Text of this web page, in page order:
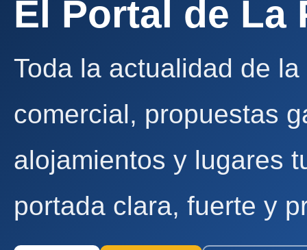
El Portal de La
Toda la actualidad de
comercial, propuestas
alojamientos y lugares
portada clara, fuerte y